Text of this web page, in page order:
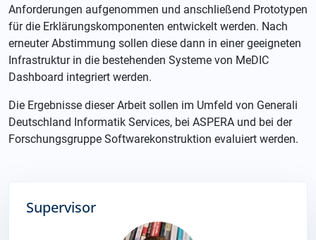
Anforderungen aufgenommen und anschließend Prototypen
für die Erklärungskomponenten entwickelt werden. Nach
erneuter Abstimmung sollen diese dann in einer geeigneten
Infrastruktur in die bestehenden Systeme von MeDIC
Dashboard integriert werden.
Die Ergebnisse dieser Arbeit sollen im Umfeld von Generali
Deutschland Informatik Services, bei ASPERA und bei der
Forschungsgruppe Softwarekonstruktion evaluiert werden.
Supervisor